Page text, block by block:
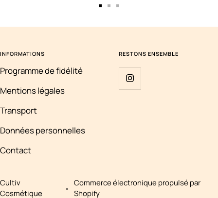
auauau
3
INFORMATIONS
Programme de fidélité
Mentions légales
Transport
Données personnelles
Contact
RESTONS ENSEMBLE
Cultiv
Cosmétique
Commerce électronique propulsé par
Shopify